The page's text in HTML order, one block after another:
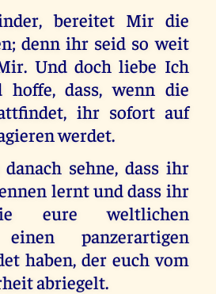
bereitet Mir die
denn ihr seid so weit
Und doch liebe Ich
dass, wenn die
ihr sofort auf
werdet.
sehne, dass ihr
lernt und dass ihr
eure weltlichen
panzerartigen
haben, der euch vom
abriegelt.